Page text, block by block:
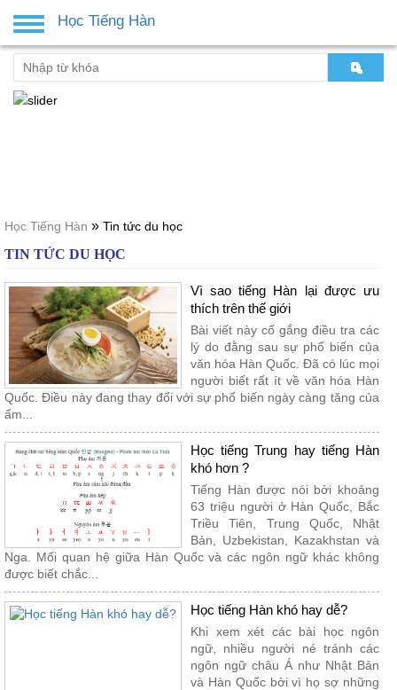
Học Tiếng Hàn » Tin tức du học
TIN TỨC DU HỌC
Vì sao tiếng Hàn lại được ưu
thích trên thế giới
Bài viết này cố gắng điều tra các
lý do đằng sau sự phổ biến của
văn hóa Hàn Quốc. Đã có lúc mọi
người biết rất ít về văn hóa Hàn
Quốc. Điều này đang thay đổi với sự phổ biến ngày càng tăng của
ẩm...
​Học tiếng Trung hay tiếng Hàn
khó hơn ?
Tiếng Hàn được nói bởi khoảng
63 triệu người ở Hàn Quốc, Bắc
Triều Tiên, Trung Quốc, Nhật
Bản, Uzbekistan, Kazakhstan và
Nga. Mối quan hệ giữa Hàn Quốc và các ngôn ngữ khác không
được biết chắc...
Học tiếng Hàn khó hay dễ?
Khi xem xét các bài học ngôn
ngữ, nhiều người né tránh các
ngôn ngữ châu Á như Nhật Bản
và Hàn Quốc bởi vì họ sợ những
Toggle
navigation
Học Tiếng Hàn